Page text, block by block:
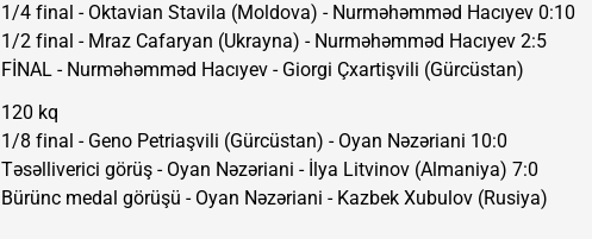
1/4 final - Oktavian Stavila (Moldova) - Nurməhəmməd Hacıyev 0:10
1/2 final - Mraz Cafaryan (Ukrayna) - Nurməhəmməd Hacıyev 2:5
FİNAL - Nurməhəmməd Hacıyev - Giorgi Çxartişvili (Gürcüstan)
120 kq
1/8 final - Geno Petriaşvili (Gürcüstan) - Oyan Nəzəriani 10:0
Təsəlliverici görüş - Oyan Nəzəriani - İlya Litvinov (Almaniya) 7:0
Bürünc medal görüşü - Oyan Nəzəriani - Kazbek Xubulov (Rusiya)